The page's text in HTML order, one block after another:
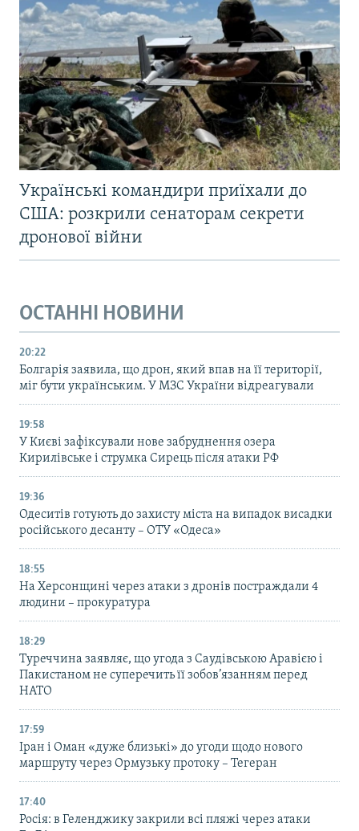
Українські командири приїхали до
США: розкрили сенаторам секрети
дронової війни
ОСТАННІ НОВИНИ
20:22
Болгарія заявила, що дрон, який впав на її території,
міг бути українським. У МЗС України відреагували
19:58
У Києві зафіксували нове забруднення озера
Кирилівське і струмка Сирець після атаки РФ
19:36
Одеситів готують до захисту міста на випадок висадки
російського десанту – ОТУ «Одеса»
18:55
На Херсонщині через атаки з дронів постраждали 4
людини – прокуратура
18:29
Туреччина заявляє, що угода з Саудівською Аравією і
Пакистаном не суперечить її зобов’язанням перед
НАТО
17:59
Іран і Оман «дуже близькі» до угоди щодо нового
маршруту через Ормузьку протоку – Тегеран
17:40
Росія: в Геленджику закрили всі пляжі через атаки